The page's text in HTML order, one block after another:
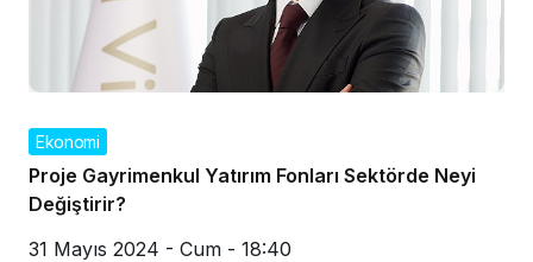
Ekonomi
Proje Gayrimenkul Yatırım Fonları Sektörde Neyi
Değiştirir?
31 Mayıs 2024 - Cum - 18:40